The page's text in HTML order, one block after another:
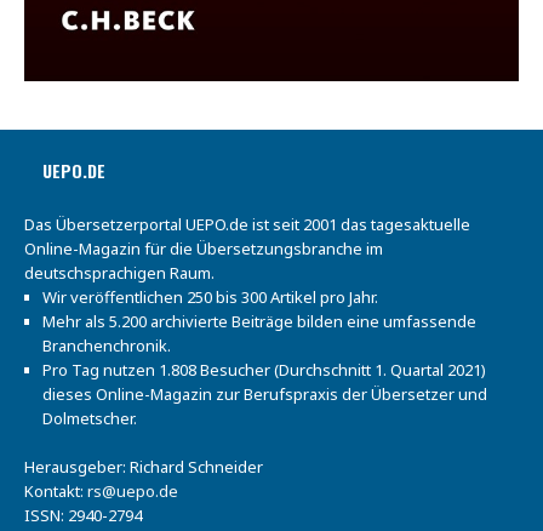
UEPO.DE
Das Übersetzerportal UEPO.de ist seit 2001 das tagesaktuelle
Online-Magazin für die Übersetzungsbranche im
deutschsprachigen Raum.
Wir veröffentlichen 250 bis 300 Artikel pro Jahr.
Mehr als 5.200 archivierte Beiträge bilden eine umfassende
Branchenchronik.
Pro Tag nutzen 1.808 Besucher (Durchschnitt 1. Quartal 2021)
dieses Online-Magazin zur Berufspraxis der Übersetzer und
Dolmetscher.
Herausgeber: Richard Schneider
Kontakt: rs@uepo.de
ISSN: 2940-2794